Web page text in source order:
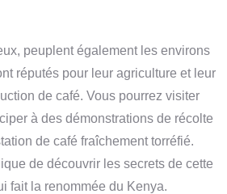
peuplent également les environs
réputés pour leur agriculture et leur
de café. Vous pourrez visiter
à des démonstrations de récolte
de café fraîchement torréfié.
de découvrir les secrets de cette
fait la renommée du Kenya.